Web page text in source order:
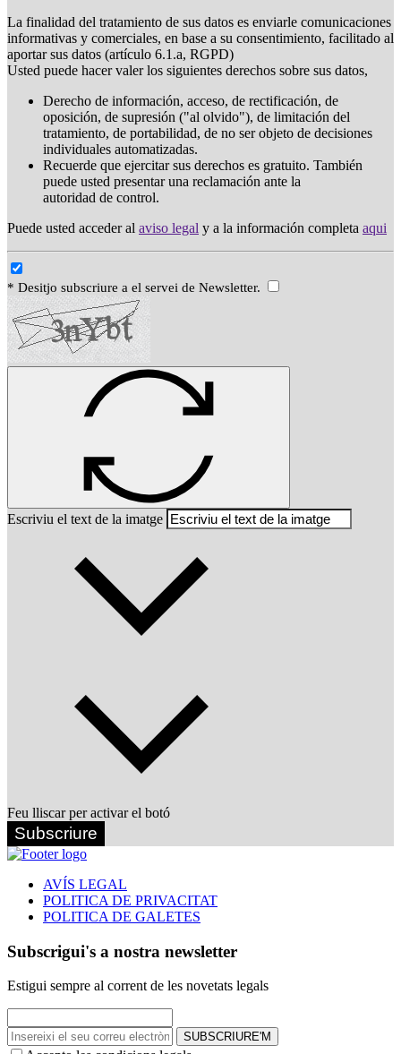
La finalidad del tratamiento de sus datos es enviarle comunicaciones
informativas y comerciales, en base a su consentimiento, facilitado al
aportar sus datos (artículo 6.1.a, RGPD)
Usted puede hacer valer los siguientes derechos sobre sus datos,
Derecho de información, acceso, de rectificación, de
oposición, de supresión ("al olvido"), de limitación del
tratamiento, de portabilidad, de no ser objeto de decisiones
individuales automatizadas.
Recuerde que ejercitar sus derechos es gratuito. También
puede usted presentar una reclamación ante la
autoridad de control.
Puede usted acceder al aviso legal y a la información completa aqui
* Desitjo subscriure a el servei de Newsletter.
Escriviu el text de la imatge
Feu lliscar per activar el botó
Subscriure
AVÍS LEGAL
POLITICA DE PRIVACITAT
POLITICA DE GALETES
Subscrigui's a nostra newsletter
Estigui sempre al corrent de les novetats legals
SUBSCRIURE'M